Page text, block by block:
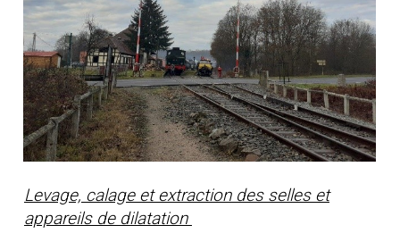
Levage, calage et extraction des selles et
appareils de dilatation